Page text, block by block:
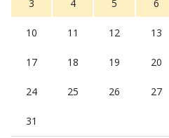
3 4 5 6
10 11 12 13
17 18 19 20
24 25 26 27
31